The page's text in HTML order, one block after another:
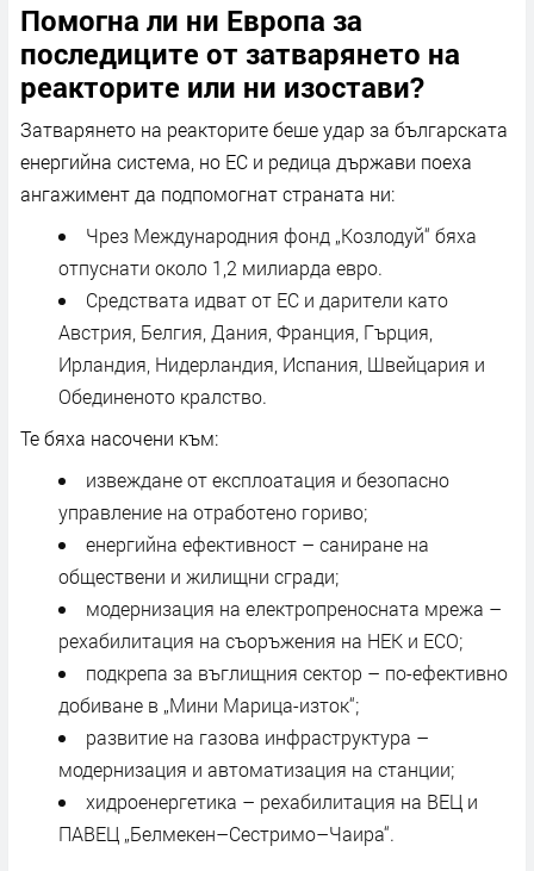
Помогна ли ни Европа за
последиците от затварянето на
реакторите или ни изостави?
Затварянето на реакторите беше удар за българската
енергийна система, но ЕС и редица държави поеха
ангажимент да подпомогнат страната ни:
Чрез Международния фонд „Козлодуй“ бяха
отпуснати около 1,2 милиарда евро.
Средствата идват от ЕС и дарители като
Австрия, Белгия, Дания, Франция, Гърция,
Ирландия, Нидерландия, Испания, Швейцария и
Обединеното кралство.
Те бяха насочени към:
извеждане от експлоатация и безопасно
управление на отработено гориво;
енергийна ефективност – саниране на
обществени и жилищни сгради;
модернизация на електропреносната мрежа –
рехабилитация на съоръжения на НЕК и ЕСО;
подкрепа за въглищния сектор – по-ефективно
добиване в „Мини Марица-изток“;
развитие на газова инфраструктура –
модернизация и автоматизация на станции;
хидроенергетика – рехабилитация на ВЕЦ и
ПАВЕЦ „Белмекен–Сестримо–Чаира“.